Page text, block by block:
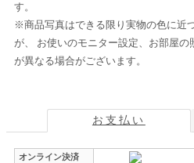
す。
※商品写真はできる限り実物の色に近
が、 お使いのモニター設定、お部屋
が異なる場合がございます。
お支払い
オンライン決済